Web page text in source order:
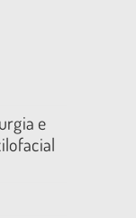
e